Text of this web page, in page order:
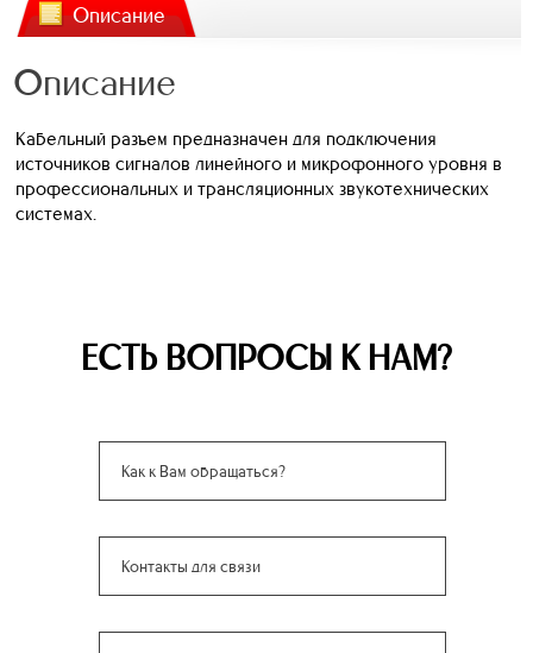
Описание
Описание
Кабельный разъем предназначен для подключения
источников сигналов линейного и микрофонного уровня в
профессиональных и трансляционных звукотехнических
системах.
ЕСТЬ ВОПРОСЫ К НАМ?